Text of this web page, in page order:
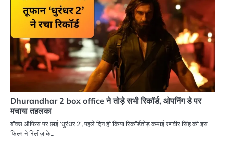
Dhurandhar 2 box office ने तोड़े सभी रिकॉर्ड, ओपनिंग डे पर
मचाया तहलका
बॉक्स ऑफिस पर छाई ‘धुरंधर 2’, पहले दिन ही किया रिकॉर्डतोड़ कमाई रणवीर सिंह की इस
फिल्म ने रिलीज़ के…